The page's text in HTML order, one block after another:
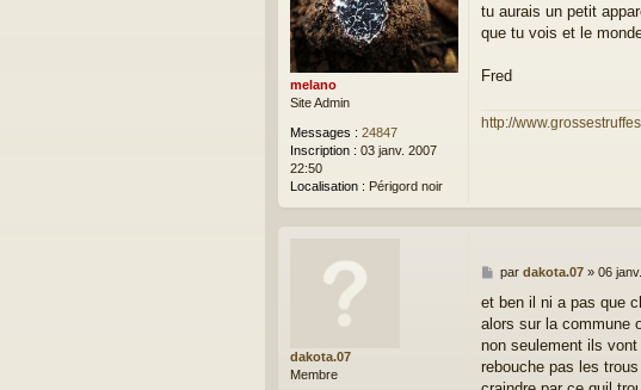
melano
Site Admin
Messages : 24847
Inscription : 03 janv. 2007
22:50
Localisation : Périgord noir
a
tu aurais un petit
que tu vois et le
Fred
http://
dakota.07
Membre
M
s
s
a
g
par dakota.07» 06
et ben il ni a pas que
alors sur la commune
non seulement ils
rebouche pas les